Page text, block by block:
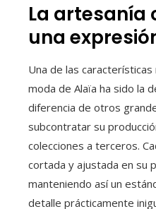
La artesanía
una
Una de las
moda de Alaïa ha sido la
diferencia de otros
subcontratar su
colecciones a terceros.
cortada y ajustada en su
manteniendo así un
detalle prácticamente